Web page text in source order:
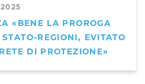
«BENE LA PROROGA
REGIONI, EVITATO
DI PROTEZIONE»